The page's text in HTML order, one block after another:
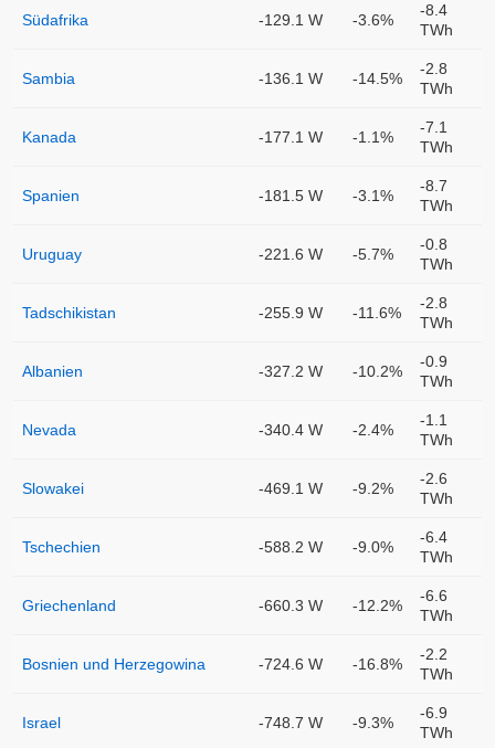
Südafrika -129.1 W -3.6%
-8.4
TWh
Sambia -136.1 W -14.5%
-2.8
TWh
Kanada -177.1 W -1.1%
-7.1
TWh
Spanien -181.5 W -3.1%
-8.7
TWh
Uruguay -221.6 W -5.7%
-0.8
TWh
Tadschikistan -255.9 W -11.6%
-2.8
TWh
Albanien -327.2 W -10.2%
-0.9
TWh
Nevada -340.4 W -2.4%
-1.1
TWh
Slowakei -469.1 W -9.2%
-2.6
TWh
Tschechien -588.2 W -9.0%
-6.4
TWh
Griechenland -660.3 W -12.2%
-6.6
TWh
Bosnien und Herzegowina -724.6 W -16.8%
-2.2
TWh
Israel -748.7 W -9.3%
-6.9
TWh